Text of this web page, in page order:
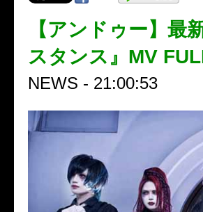
【アンドゥー】最
スタンス』MV
NEWS - 21:00:53